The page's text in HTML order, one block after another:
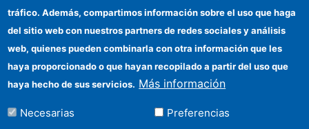
ILC
Sede electrónica CSIC
Información para proveedores
Organismos financiadores
tráfico. Además, compartimos información sobre el uso que haga
del sitio web con nuestros partners de redes sociales y análisis
web, quienes pueden combinarla con otra información que les
haya proporcionado o que hayan recopilado a partir del uso que
haya hecho de sus servicios. Más información
Necesarias Preferencias